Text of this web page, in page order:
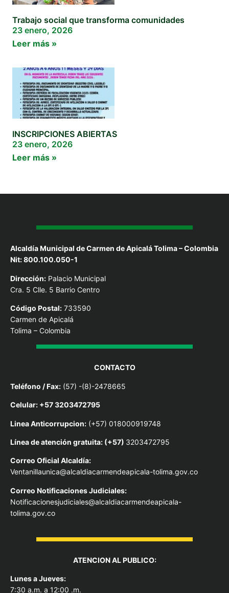
Trabajo social que transforma comunidades
23 enero, 2026
Leer más »
INSCRIPCIONES ABIERTAS
23 enero, 2026
Leer más »
Alcaldía Municipal de Carmen de Apicalá Tolima – Colombia
Nit: 800.100.050-1
Dirección: Palacio Municipal
Cra. 5 Clle. 5 Barrio Centro
Código Postal: 733590
Carmen de Apicalá
Tolima – Colombia
CONTACTO
Teléfono / Fax: (57) -(8)-2478665
Celular: +57 3203472795
Linea Anticorrupcion: (+57) 018000919748
Línea de atención gratuita: (+57) 3203472795
Correo Oficial Alcaldía:
Ventanillaunica@alcaldiacarmendeapicala-tolima.gov.co
Correo Notificaciones Judiciales:
Notificacionesjudiciales@alcaldiacarmendeapicala-
tolima.gov.co
ATENCION AL PUBLICO:
Lunes a Jueves:
7:30 a.m. a 12:00 .m.